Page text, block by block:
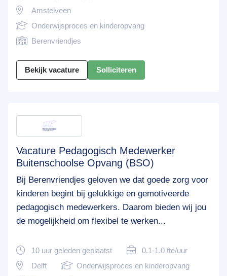
Amstelveen
Onderwijsproces en kinderopvang
Berenvriendjes
Bekijk vacature Solliciteren
Vacature Pedagogisch Medewerker
Buitenschoolse Opvang (BSO)
Bij Berenvriendjes geloven we dat goede zorg voor
kinderen begint bij gelukkige en gemotiveerde
pedagogisch medewerkers. Daarom bieden wij jou
de mogelijkheid om flexibel te werken...
10 uur geleden geplaatst
0.1-1.0 fte/uur
Delft
Onderwijsproces en kinderopvang